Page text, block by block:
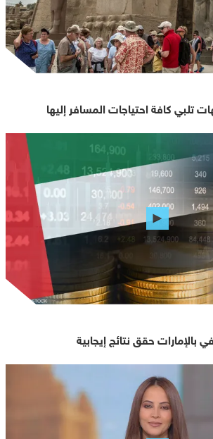
كافة احتياجات المسافر إليها
حقق نتائج إيجابية